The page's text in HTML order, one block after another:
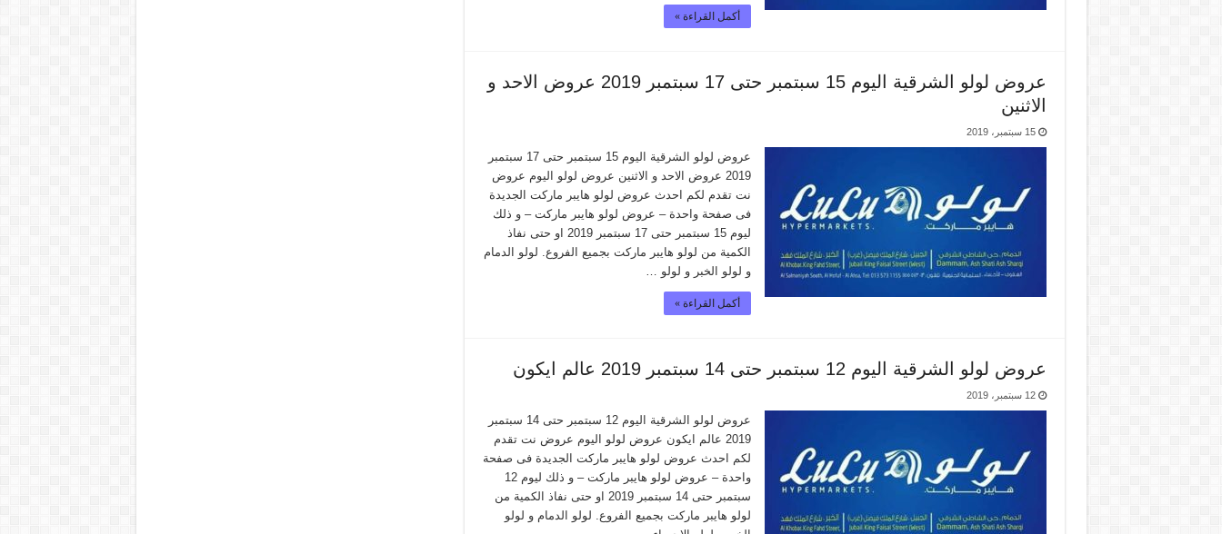
أكمل القراءة »
عروض لولو الشرقية اليوم 15 سبتمبر حتى 17 سبتمبر 2019 عروض الاحد و
الاثنين
15 سبتمبر، 2019
عروض لولو الشرقية اليوم 15 سبتمبر حتى 17 سبتمبر
2019 عروض الاحد و الاثنين عروض لولو اليوم عروض
نت تقدم لكم احدث عروض لولو هايبر ماركت الجديدة
فى صفحة واحدة – عروض لولو هايبر ماركت – و ذلك
ليوم 15 سبتمبر حتى 17 سبتمبر 2019 او حتى نفاذ
الكمية من لولو هايبر ماركت بجميع الفروع. لولو الدمام
و لولو الخبر و لولو …
أكمل القراءة »
عروض لولو الشرقية اليوم 12 سبتمبر حتى 14 سبتمبر 2019 عالم ايكون
12 سبتمبر، 2019
عروض لولو الشرقية اليوم 12 سبتمبر حتى 14 سبتمبر
2019 عالم ايكون عروض لولو اليوم عروض نت تقدم
لكم احدث عروض لولو هايبر ماركت الجديدة فى صفحة
واحدة – عروض لولو هايبر ماركت – و ذلك ليوم 12
سبتمبر حتى 14 سبتمبر 2019 او حتى نفاذ الكمية من
لولو هايبر ماركت بجميع الفروع. لولو الدمام و لولو